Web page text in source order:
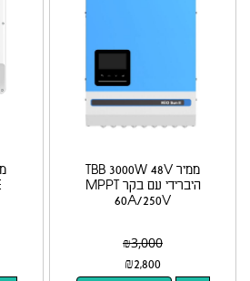
ממיר TBB 3000W 48V
היברידי עם בקר MPPT
60A/250V
₪3,000
₪2,800